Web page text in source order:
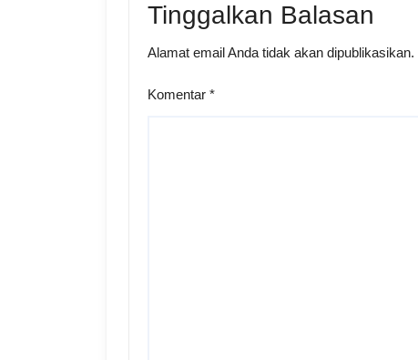
Tinggalkan Balasan
Alamat email Anda tidak akan dipublikasikan.
Komentar *